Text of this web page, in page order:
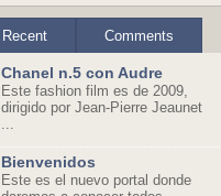
Recent Comments
Chanel n.5 con Audre
Este fashion film es de 2009,
dirigido por Jean-Pierre Jeaunet
...
Bienvenidos
Este es el nuevo portal donde